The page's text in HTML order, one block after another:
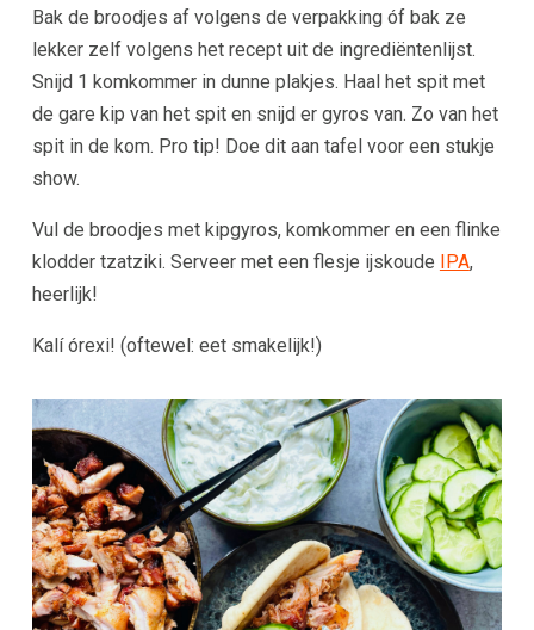
Bak de broodjes af volgens de verpakking óf bak ze
lekker zelf volgens het recept uit de ingrediëntenlijst.
Snijd 1 komkommer in dunne plakjes. Haal het spit met
de gare kip van het spit en snijd er gyros van. Zo van het
spit in de kom. Pro tip! Doe dit aan tafel voor een stukje
show.
Vul de broodjes met kipgyros, komkommer en een flinke
klodder tzatziki. Serveer met een flesje ijskoude IPA,
heerlijk!
Kalí órexi! (oftewel: eet smakelijk!)